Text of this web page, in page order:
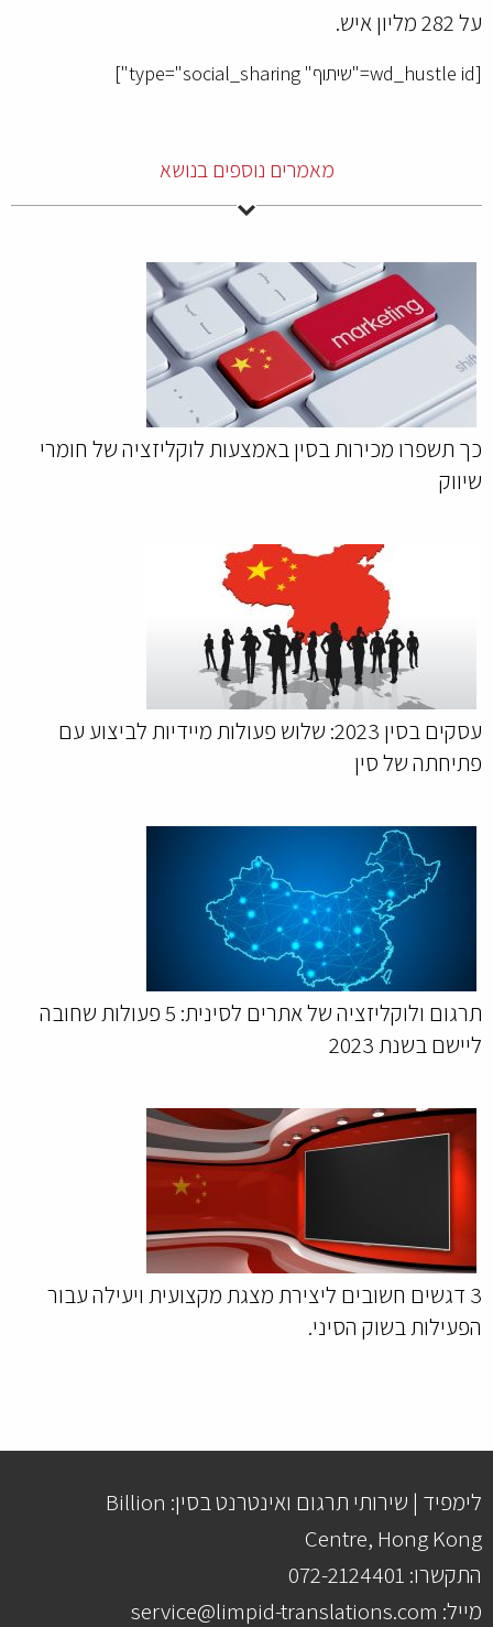
על 282 מליון איש.
[wd_hustle id="שיתוף" type="social_sharing"]
מאמרים נוספים בנושא
כך תשפרו מכירות בסין באמצעות לוקליזציה של חומרי
שיווק
עסקים בסין 2023: שלוש פעולות מיידיות לביצוע עם
פתיחתה של סין
תרגום ולוקליזציה של אתרים לסינית: 5 פעולות שחובה
ליישם בשנת 2023
3 דגשים חשובים ליצירת מצגת מקצועית ויעילה עבור
הפעילות בשוק הסיני.
לימפיד | שירותי תרגום ואינטרנט בסין: Billion
Centre, Hong Kong
התקשרו: 072-2124401
מייל: service@limpid-translations.com